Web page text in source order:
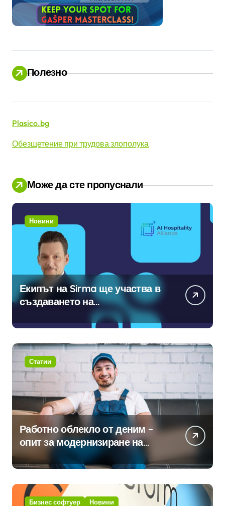
Полезно
Plasico.bg
Обезщетение при трудова злополука
Може да сте пропуснали
Новини
Екипът на Sirma ще участва в
създаването на
международните стандарти за
навлизане на изкуствен
интелект в хотелиерството
Статии
Работно облекло от деним –
опит за модернизиране на
традицията
Бизнес софтуер Новини